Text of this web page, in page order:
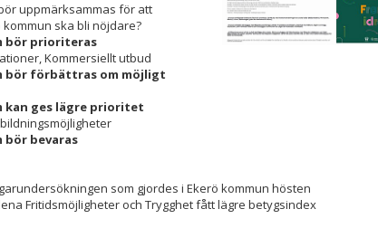
uppmärksammas för att
ska bli nöjdare?
bör prioriteras
Kommersiellt utbud
bör förbättras om möjligt
kan ges lägre prioritet
bör bevaras
som gjordes i Ekerö kommun hösten
Fritidsmöjligheter och Trygghet fått lägre betygsindex